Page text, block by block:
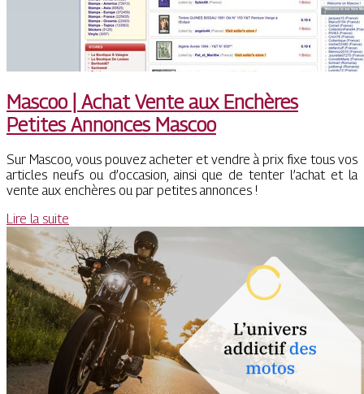
Mascoo | Achat Vente aux Enchères
Petites Annonces Mascoo
Sur Mascoo, vous pouvez acheter et vendre à prix fixe tous vos
articles neufs ou d’occasion, ainsi que de tenter l’achat et la
vente aux enchères ou par petites annonces !
Lire la suite